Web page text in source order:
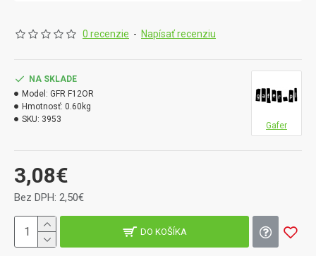
0 recenzie - Napísať recenziu
3,08€
Bez DPH: 2,50€
NA SKLADE
Model: GFR F12OR
Hmotnosť: 0.60kg
SKU: 3953
Gafer
DO KOŠÍKA